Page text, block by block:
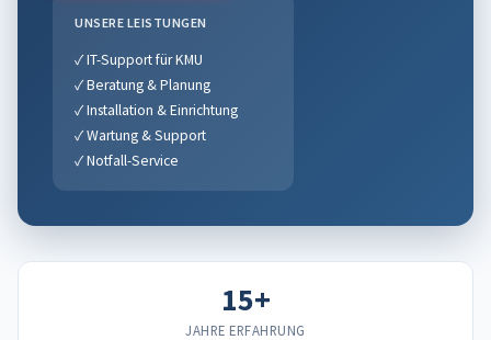
UNSERE LEISTUNGEN
✓ IT-Support für KMU
✓ Beratung & Planung
✓ Installation & Einrichtung
✓ Wartung & Support
✓ Notfall-Service
15+
JAHRE ERFAHRUNG